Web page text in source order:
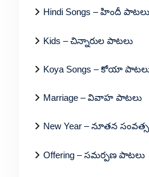
Hindi Songs – హిందీ పాటలు
Kids – చిన్నారుల పాటలు
Koya Songs – కోయా
Marriage – వివాహ పాటలు
New Year – నూతన
Offering – సమర్పణ పాటలు